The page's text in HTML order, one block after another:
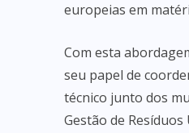
europeias em
Com esta
seu papel de
técnico junto dos
Gestão de